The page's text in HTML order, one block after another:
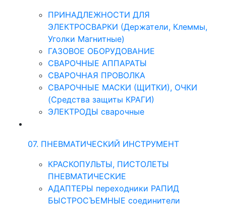
ПРИНАДЛЕЖНОСТИ ДЛЯ
ЭЛЕКТРОСВАРКИ (Держатели, Клеммы,
Уголки Магнитные)
ГАЗОВОЕ ОБОРУДОВАНИЕ
СВАРОЧНЫЕ АППАРАТЫ
СВАРОЧНАЯ ПРОВОЛКА
СВАРОЧНЫЕ МАСКИ (ЩИТКИ), ОЧКИ
(Средства защиты КРАГИ)
ЭЛЕКТРОДЫ сварочные
07. ПНЕВМАТИЧЕСКИЙ ИНСТРУМЕНТ
КРАСКОПУЛЬТЫ, ПИСТОЛЕТЫ
ПНЕВМАТИЧЕСКИЕ
АДАПТЕРЫ переходники РАПИД
БЫСТРОСЪЕМНЫЕ соединители